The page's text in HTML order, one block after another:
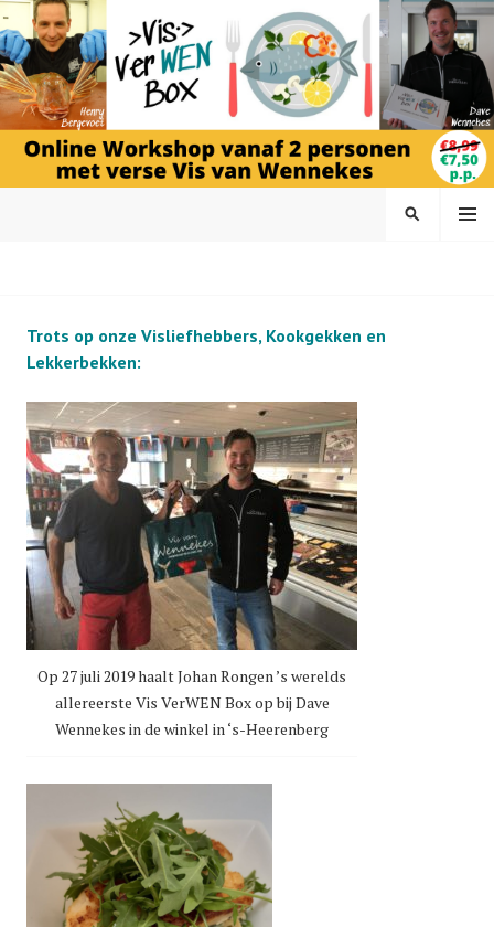
Spring
naar
inhoud
VISHANDEL WENNEKES
MENU
ZOEKEN
Trots op onze Visliefhebbers, Kookgekken en
Lekkerbekken:
Op 27 juli 2019 haalt Johan Rongen ’s werelds
allereerste Vis VerWEN Box op bij Dave
Wennekes in de winkel in ‘s-Heerenberg